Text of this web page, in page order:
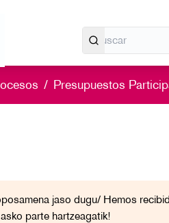
/ Presupuestos
jaso dugu/ Hemos
parte hartzeagatik!